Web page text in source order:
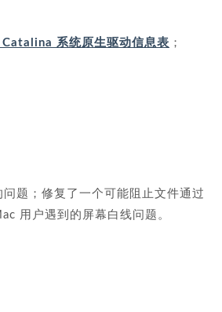
Catalina 系统原生驱动信息表 ；
题；修复了一个可能阻止文件通过
用户遇到的屏幕白线问题。